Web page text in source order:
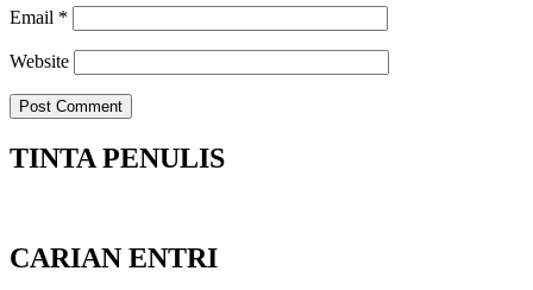
Email *
Website
TINTA PENULIS
CARIAN ENTRI